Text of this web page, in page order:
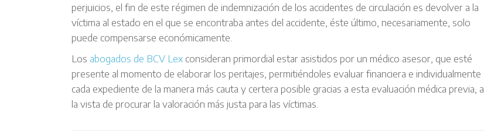
perjuicios, el fin de este régimen de indemnización de los accidentes de circulación es devolver a la
víctima al estado en el que se encontraba antes del accidente, éste último, necesariamente, solo
puede compensarse económicamente.
Los abogados de BCV Lex consideran primordial estar asistidos por un médico asesor, que esté
presente al momento de elaborar los peritajes, permitiéndoles evaluar financiera e individualmente
cada expediente de la manera más cauta y certera posible gracias a esta evaluación médica previa, a
la vista de procurar la valoración más justa para las víctimas.